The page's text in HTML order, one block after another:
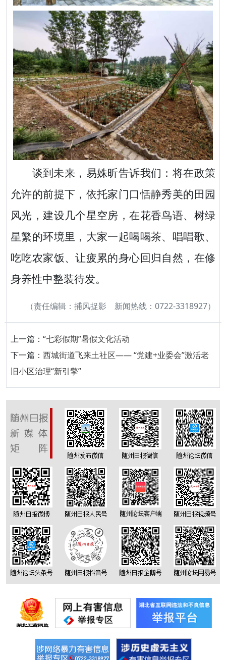
谈到未来，易姝昕告诉我们：将在政策
允许的前提下，依托家门口恬静秀美的田园
风光，建设几个星空房，在花香鸟语、树绿
星繁的环境里，大家一起喝喝茶、唱唱歌、
吃吃农家饭、让疲累的身心回归自然，在修
身养性中整装待发。
（责任编辑：捕风捉影 新闻热线：0722-3318927）
上一篇： “七彩假期”暑假文化活动
下一篇： 西城街道飞来土社区—— “党建+业委会”激活老
旧小区治理“新引擎”